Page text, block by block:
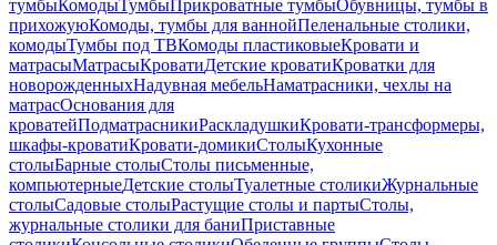
тумбыКомодыТумбыПрикроватные тумбыОбувницы, тумбы в
прихожуюКомоды, тумбы для ваннойПеленальные столики,
комодыТумбы под ТВКомоды пластиковыеКровати и
матрасыМатрасыКроватиДетские кроватиКроватки для
новорожденныхНадувная мебельНаматрасники, чехлы на
матрасОснования для
кроватейПодматрасникиРаскладушкиКровати-трансформеры,
шкафы-кроватиКровати-домикиСтолыКухонные
столыБарные столыСтолы письменные,
компьютерныеДетские столыТуалетные столикиЖурнальные
столыСадовые столыРастущие столы и партыСтолы,
журнальные столики для баниПриставные